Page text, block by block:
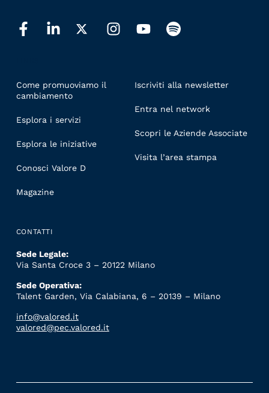
Come promuoviamo il
cambiamento
Esplora i servizi
Esplora le iniziative
Conosci Valore D
Magazine
Iscriviti alla newsletter
Entra nel network
Scopri le Aziende Associate
Visita l’area stampa
CONTATTI
Sede Legale:
Via Santa Croce 3 – 20122 Milano
Sede Operativa:
Talent Garden, Via Calabiana, 6 – 20139 – Milano
info@valored.it
valored@pec.valored.it